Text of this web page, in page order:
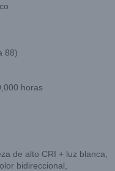
88)
horas
de alto CRI + luz blanca,
bidireccional,